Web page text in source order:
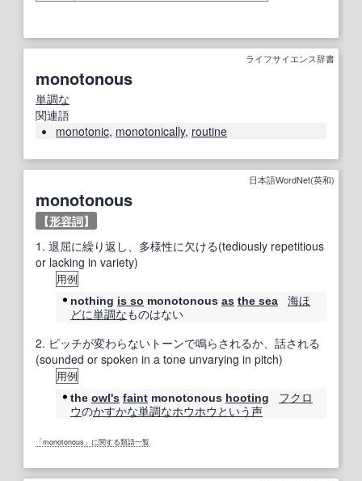
ライフサイエンス辞書
monotonous
単調な
関連語
monotonic, monotonically, routine
日本語WordNet(英和)
monotonous
【形容詞】
1. 退屈に繰り返し、多様性に欠ける(tediously repetitious
or lacking in variety)
用例
nothing is so monotonous as the sea 海ほ
どに単調なものはない
2. ピッチが変わらないトーンで鳴らされるか、話される
(sounded or spoken in a tone unvarying in pitch)
用例
the owl's faint monotonous hooting
フクロ
ウのかすかな単調なホウホウ という声
「monotonous」に関する類語一覧